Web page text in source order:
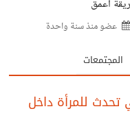
أعمق
عضو منذسنة واحدة
المجتمعات
للمرأة داخل